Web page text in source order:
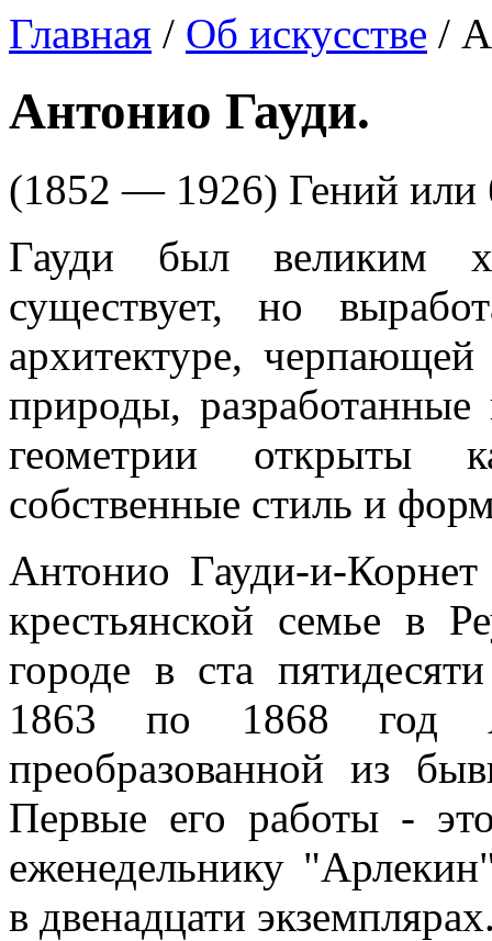
Главная / Об искусстве /
Антонио Гауди.
(1852 — 1926) Гений или
Гауди был великим
существует, но
архитектуре,
природы, разработанные
геометрии открыты
собственные стиль и
Антонио Гауди-и-
крестьянской семье в
городе в ста
1863 по 1868 год
преобразованной из
Первые его работы -
еженедельнику
в двенадцати